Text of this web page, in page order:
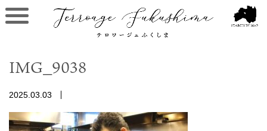
IMG_9038
2025.03.03